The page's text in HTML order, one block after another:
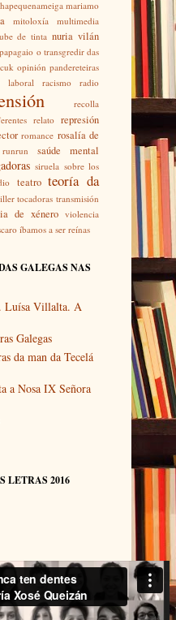
mariamo
mitoloxía multimedia
de tinta nuria vilán
o transgredir das
opinión pandereteiras
laboral racismo radio
recolla
relato represión
romance rosalía de
runrun saúde mental
siruela sobre los
teatro teoría da
tocadoras transmisión
de xénero violencia
íbamos a ser reínas
GALEGAS NAS
Luísa Villalta. A
Galegas
da man da Tecelá
a Nosa IX Señora
LETRAS 2016